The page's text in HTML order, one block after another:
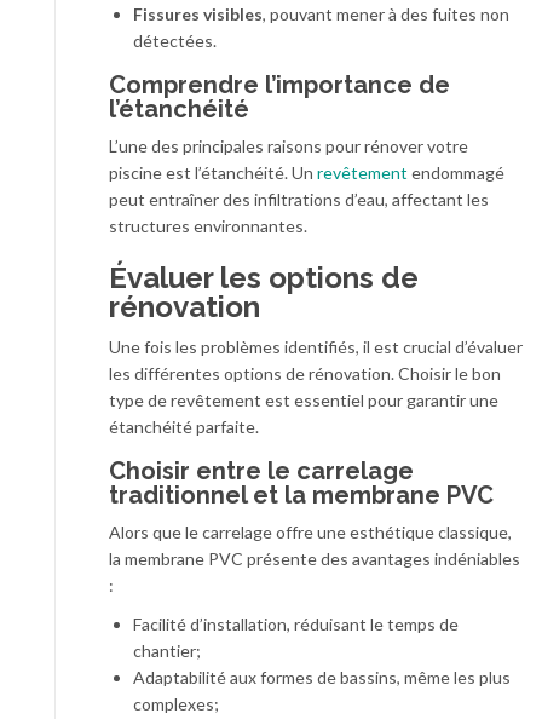
Fissures visibles, pouvant mener à des fuites non
détectées.
Comprendre l’importance de
l’étanchéité
L’une des principales raisons pour rénover votre
piscine est l’étanchéité. Un revêtement endommagé
peut entraîner des infiltrations d’eau, affectant les
structures environnantes.
Évaluer les options de
rénovation
Une fois les problèmes identifiés, il est crucial d’évaluer
les différentes options de rénovation. Choisir le bon
type de revêtement est essentiel pour garantir une
étanchéité parfaite.
Choisir entre le carrelage
traditionnel et la membrane PVC
Alors que le carrelage offre une esthétique classique,
la membrane PVC présente des avantages indéniables
:
Facilité d’installation, réduisant le temps de
chantier;
Adaptabilité aux formes de bassins, même les plus
complexes;